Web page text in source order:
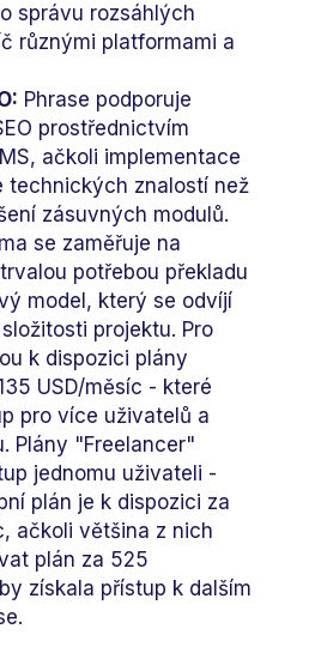
správu rozsáhlých
různými platformami a
Phrase podporuje
prostřednictvím
ačkoli implementace
technických znalostí než
zásuvných modulů.
se zaměřuje na
potřebou překladu
model, který se odvíjí
projektu. Pro
k dispozici plány
USD/měsíc - které
pro více uživatelů a
Plány "Freelancer"
jednomu uživateli -
plán je k dispozici za
ačkoli většina z nich
plán za 525
získala přístup k dalším